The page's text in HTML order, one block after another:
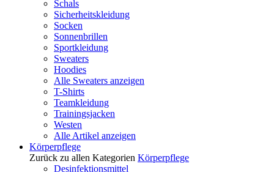
Schals
Sicherheitskleidung
Socken
Sonnenbrillen
Sportkleidung
Sweaters
Hoodies
Alle Sweaters anzeigen
T-Shirts
Teamkleidung
Trainingsjacken
Westen
Alle Artikel anzeigen
Körperpflege
Zurück zu allen Kategorien Körperpflege
Desinfektionsmittel